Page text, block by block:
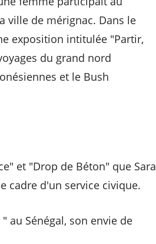
ville de mérignac. Dans le
exposition intitulée "Partir,
du grand nord
et le Bush
et "Drop de Béton" que Sara
cadre d'un service civique.
au Sénégal, son envie de